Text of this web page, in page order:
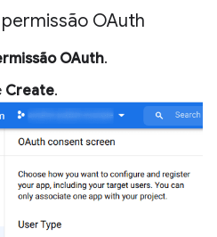
OAuth
OAuth.
Create.